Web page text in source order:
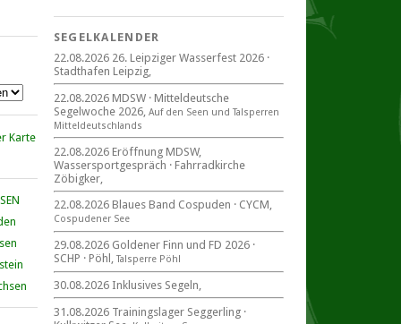
22. August 2026
für alle Segler am See
Mitteldeutsche Segelwoche
22. – 30. August 2026 in Sachsen ·
Thüringen · Sachsen Anhalt
Goldener Finn und FD 2026
29. – 30. August 2026
beim SCHP auf der Talsperre Pöhl
SEGELKALENDER
22.08.2026 26. Leipziger Wasserfest 2026 ·
Stadthafen Leipzig,
22.08.2026 MDSW · Mitteldeutsche
Segelwoche 2026, Auf den Seen und Tal­sperren
Mittel­deut­sch­lands
22.08.2026 Eröffnung MDSW,
Wassersportgespräch · Fahrradkirche
Zöbigker,
22.08.2026 Blaues Band Cospuden · CYCM,
Cospudener See
29.08.2026 Goldener Finn und FD 2026 ·
SCHP · Pöhl, Talsperre Pöhl
30.08.2026 Inklusives Segeln,
31.08.2026 Trainingslager Seggerling ·